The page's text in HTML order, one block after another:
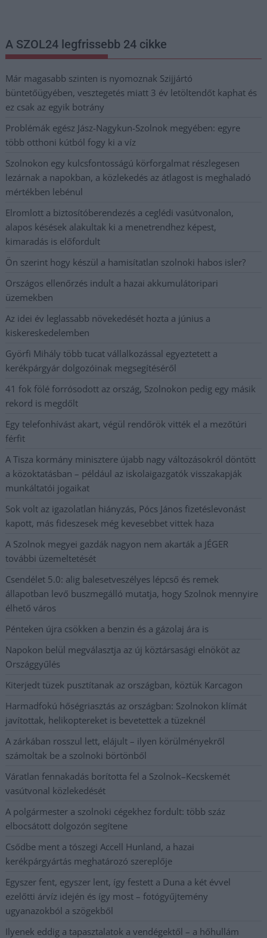
A SZOL24 legfrissebb 24 cikke
Már magasabb szinten is nyomoznak Szijjártó
büntetőügyében, vesztegetés miatt 3 év letöltendőt kaphat és
ez csak az egyik botrány
Problémák egész Jász-Nagykun-Szolnok megyében: egyre
több otthoni kútból fogy ki a víz
Szolnokon egy kulcsfontosságú körforgalmat részlegesen
lezárnak a napokban, a közlekedés az átlagost is meghaladó
mértékben lebénul
Elromlott a biztosítóberendezés a ceglédi vasútvonalon,
alapos késések alakultak ki a menetrendhez képest,
kimaradás is előfordult
Ön szerint hogy készül a hamisítatlan szolnoki habos isler?
Országos ellenőrzés indult a hazai akkumulátoripari
üzemekben
Az idei év leglassabb növekedését hozta a június a
kiskereskedelemben
Györfi Mihály több tucat vállalkozással egyeztetett a
kerékpárgyár dolgozóinak megsegítéséről
41 fok fölé forrósodott az ország, Szolnokon pedig egy másik
rekord is megdőlt
Egy telefonhívást akart, végül rendőrök vitték el a mezőtúri
férfit
A Tisza kormány minisztere újabb nagy változásokról döntött
a közoktatásban – például az iskolaigazgatók visszakapják
munkáltatói jogaikat
Sok volt az igazolatlan hiányzás, Pócs János fizetéslevonást
kapott, más fideszesek még kevesebbet vittek haza
A Szolnok megyei gazdák nagyon nem akarták a JÉGER
további üzemeltetését
Csendélet 5.0: alig balesetveszélyes lépcső és remek
állapotban levő buszmegálló mutatja, hogy Szolnok mennyire
élhető város
Pénteken újra csökken a benzin és a gázolaj ára is
Napokon belül megválasztja az új köztársasági elnököt az
Országgyűlés
Kiterjedt tüzek pusztítanak az országban, köztük Karcagon
Harmadfokú hőségriasztás az országban: Szolnokon klímát
javítottak, helikoptereket is bevetettek a tüzeknél
A zárkában rosszul lett, elájult – ilyen körülményekről
számoltak be a szolnoki börtönből
Váratlan fennakadás borította fel a Szolnok–Kecskemét
vasútvonal közlekedését
A polgármester a szolnoki cégekhez fordult: több száz
elbocsátott dolgozón segítene
Csődbe ment a tószegi Accell Hunland, a hazai
kerékpárgyártás meghatározó szereplője
Egyszer fent, egyszer lent, így festett a Duna a két évvel
ezelőtti árvíz idején és így most – fotógyűjtemény
ugyanazokból a szögekből
Ilyenek eddig a tapasztalatok a vendégektől – a hőhullám